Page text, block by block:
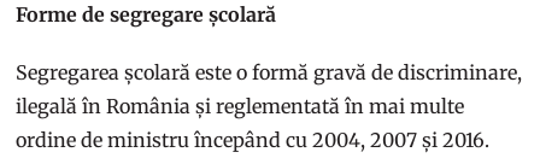
Forme de segregare școlară
Segregarea școlară este o formă gravă de discriminare,
ilegală în România și reglementată în mai multe
ordine de ministru începând cu 2004, 2007 și 2016.